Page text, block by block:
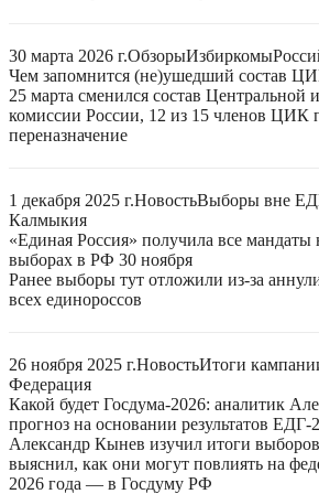
30 марта 2026 г.ОбзорыИзбиркомы
Чем запомнится (не)ушедший состав
25 марта сменился состав Центральной
комиссии России, 12 из 15 членов ЦИК
переназначение
1 декабря 2025 г.НовостьВыборы вне
Калмыкия
«Единая Россия» получила все мандаты
выборах в РФ 30 ноября
Ранее выборы тут отложили из-за
всех единороссов
26 ноября 2025 г.НовостьИтоги
Федерация
Какой будет Госдума-2026: аналитик
прогноз на основании результатов ЕДГ-
Александр Кынев изучил итоги
выяснил, как они могут повлиять на
2026 года — в Госдуму РФ